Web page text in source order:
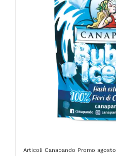
Articoli Canapando Promo agosto